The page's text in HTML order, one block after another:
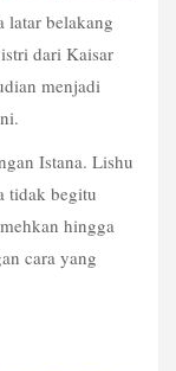
latar belakang
dari Kaisar
menjadi
Istana. Lishu
tidak begitu
hingga
cara yang